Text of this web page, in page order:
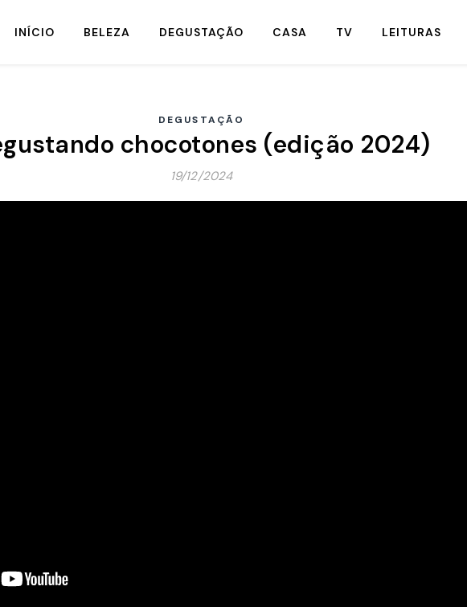
INÍCIO BELEZA DEGUSTAÇÃO CASA TV LEITURAS
DEGUSTAÇÃO
chocotones (edição 2024)
19/12/2024